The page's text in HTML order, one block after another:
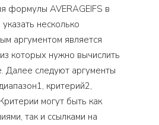
формулы AVERAGEIFS в
несколько
аргументом является
которых нужно вычислить
Далее следуют аргументы
критерий2,
могут быть как
так и ссылками на